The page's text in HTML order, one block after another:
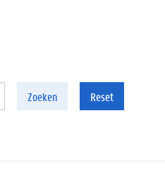
Zoeken Reset